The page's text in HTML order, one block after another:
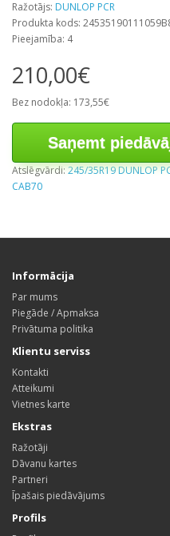
Ražotājs: DUNLOP PCR
Produkta kods:
Pieejamība: 4
210,00€
Bez nodokļa: 173,55€
Saņemt
Atslēgvārdi:245/35R19 DUNLOP
CAB70
Informācija
Par mums
Piegāde / Apmaksa
Privātuma politika
Klientu serviss
Kontakti
Atteikumi
Vietnes karte
Ekstras
Ražotāji
Dāvanu kartes
Partneri
Īpašais piedāvājums
Profils